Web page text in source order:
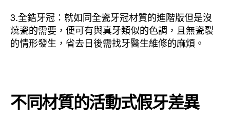
3.全鋯牙冠：就如同全瓷牙冠材質的進階版但是沒
燒瓷的需要，便可有與真牙類似的色調，且無瓷裂
的情形發生，省去日後需找牙醫生維修的麻煩。
不同材質的活動式假牙差異